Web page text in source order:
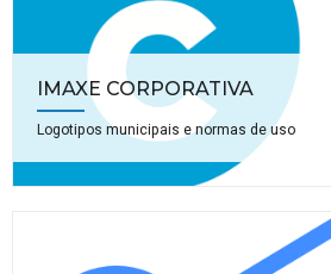
IMAXE CORPORATIVA
Logotipos municipais e normas de uso